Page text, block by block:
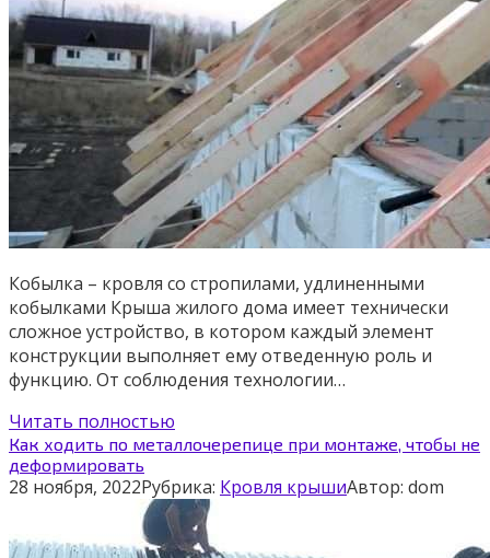
Кобылка – кровля со стропилами, удлиненными
кобылками Крыша жилого дома имеет технически
сложное устройство, в котором каждый элемент
конструкции выполняет ему отведенную роль и
функцию. От соблюдения технологии…
Читать полностью
Как ходить по металлочерепице при монтаже, чтобы не
деформировать
28 ноября, 2022Рубрика: Кровля крышиАвтор: dom